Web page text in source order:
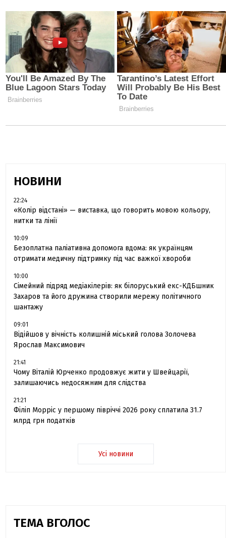
НОВИНИ
22:24
«Колір відстані» — виставка, що говорить мовою кольору,
нитки та лінії
10:09
Безоплатна паліативна допомога вдома: як українцям
отримати медичну підтримку під час важкої хвороби
10:00
Сімейний підряд медіакілерів: як білоруський екс-КДБшник
Захаров та його дружина створили мережу політичного
шантажу
09:01
Відійшов у вічність колишній міський голова Золочева
Ярослав Максимович
21:41
Чому Віталій Юрченко продовжує жити у Швейцарії,
залишаючись недосяжним для слідства
21:21
Філіп Морріс у першому півріччі 2026 року сплатила 31.7
млрд грн податків
Усі новини
ТЕМА ВГОЛОС